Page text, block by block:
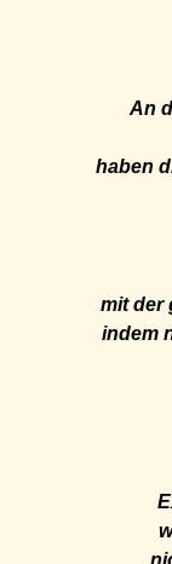
An
haben
mit der
indem